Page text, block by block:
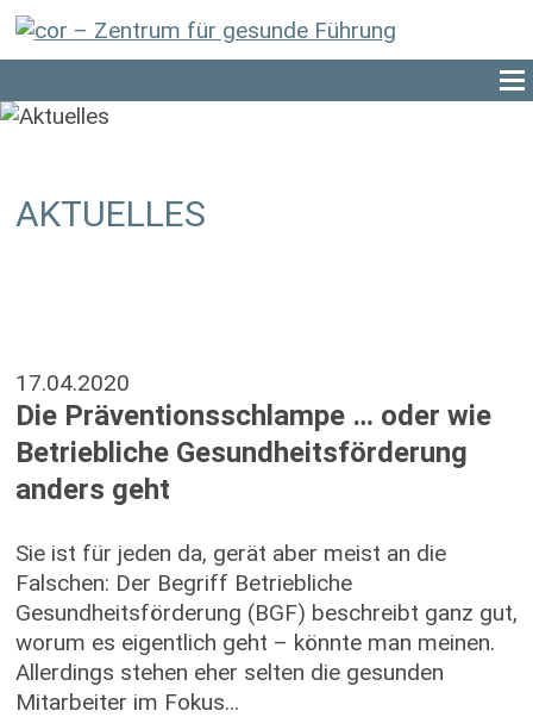
AKTUELLES
17.04.2020
Die Präventionsschlampe … oder wie
Betriebliche Gesundheitsförderung
anders geht
Sie ist für jeden da, gerät aber meist an die
Falschen: Der Begriff Betriebliche
Gesundheitsförderung (BGF) beschreibt ganz gut,
worum es eigentlich geht – könnte man meinen.
Allerdings stehen eher selten die gesunden
Mitarbeiter im Fokus...